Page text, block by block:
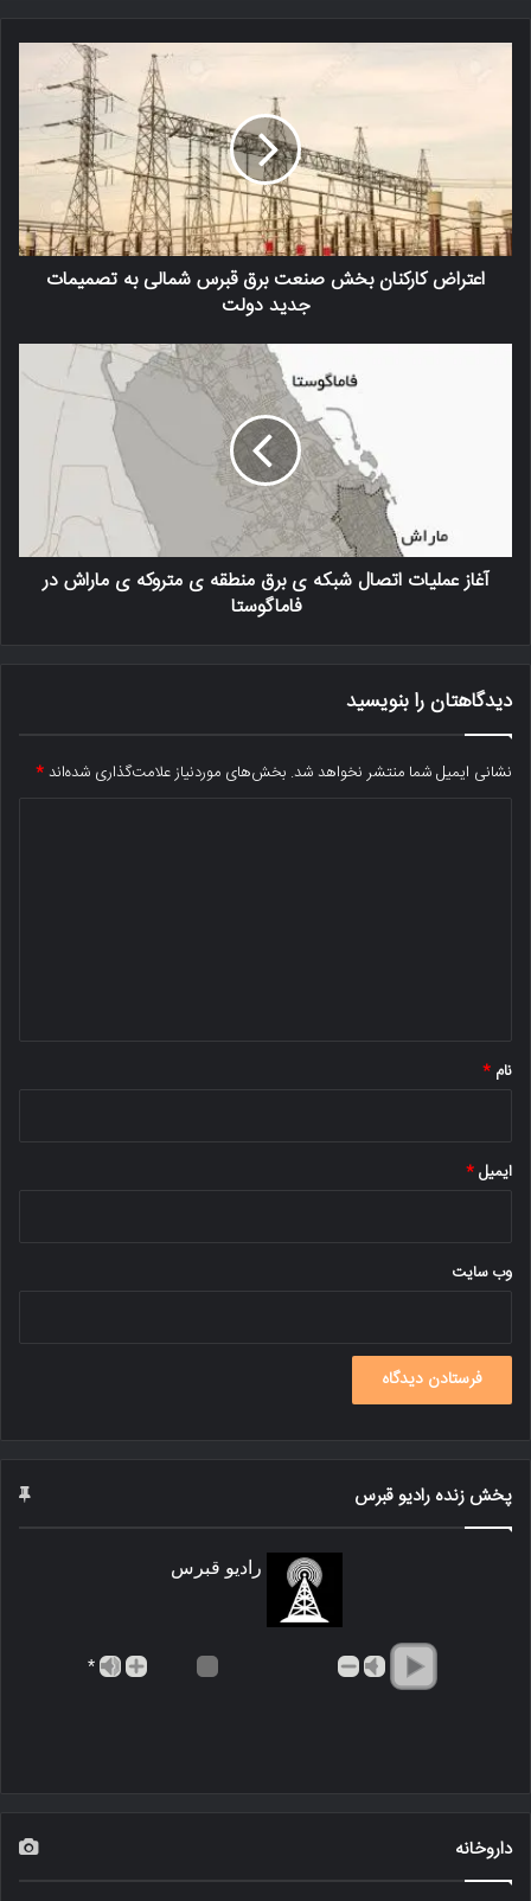
اعتراض کارکنان بخش صنعت برق قبرس شمالی به تصمیمات
جدید دولت
آغاز عملیات اتصال شبکه ی برق منطقه ی متروکه ی ماراش در
فاماگوستا
دیدگاهتان را بنویسید
نشانی ایمیل شما منتشر نخواهد شد. بخش‌های موردنیاز علامت‌گذاری شده‌اند*
نام *
ایمیل*
وب‌ سایت
پخش زنده رادیو قبرس
رادیو قبرس
*
داروخانه